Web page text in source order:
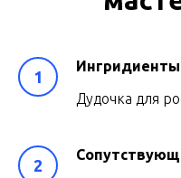
Дудочка для